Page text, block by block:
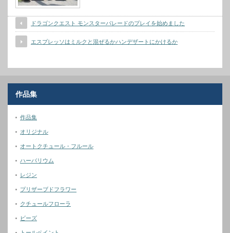
ドラゴンクエスト モンスターパレードのプレイを始めました
エスプレッソはミルクと混ぜるかハンデザートにかけるか
作品集
作品集
オリジナル
オートクチュール・フルール
ハーバリウム
レジン
プリザーブドフラワー
クチュールフローラ
ビーズ